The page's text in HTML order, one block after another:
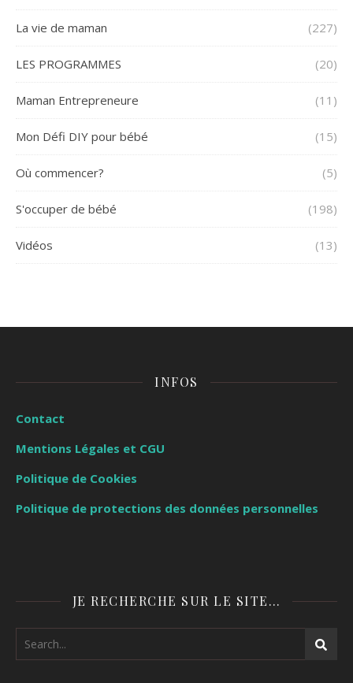
La vie de maman (227)
LES PROGRAMMES (20)
Maman Entrepreneure (11)
Mon Défi DIY pour bébé (15)
Où commencer? (5)
S'occuper de bébé (198)
Vidéos (13)
INFOS
Contact
Mentions Légales et CGU
Politique de Cookies
Politique de protections des données personnelles
JE RECHERCHE SUR LE SITE…